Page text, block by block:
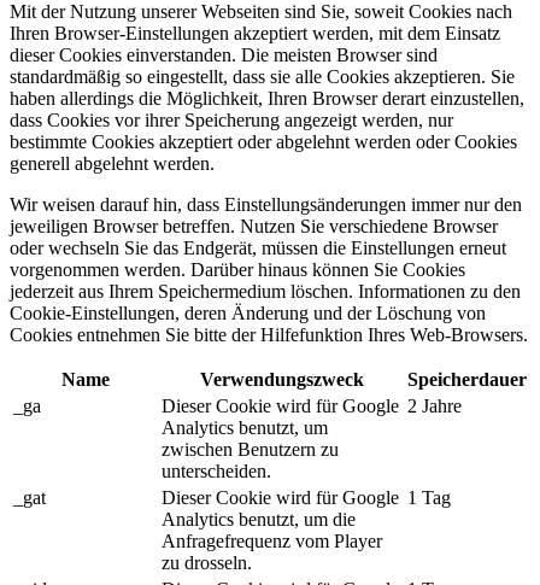
Mit der Nutzung unserer Webseiten sind Sie, soweit Cookies nach
Ihren Browser-Einstellungen akzeptiert werden, mit dem Einsatz
dieser Cookies einverstanden. Die meisten Browser sind
standardmäßig so eingestellt, dass sie alle Cookies akzeptieren. Sie
haben allerdings die Möglichkeit, Ihren Browser derart einzustellen,
dass Cookies vor ihrer Speicherung angezeigt werden, nur
bestimmte Cookies akzeptiert oder abgelehnt werden oder Cookies
generell abgelehnt werden.
Wir weisen darauf hin, dass Einstellungsänderungen immer nur den
jeweiligen Browser betreffen. Nutzen Sie verschiedene Browser
oder wechseln Sie das Endgerät, müssen die Einstellungen erneut
vorgenommen werden. Darüber hinaus können Sie Cookies
jederzeit aus Ihrem Speichermedium löschen. Informationen zu den
Cookie-Einstellungen, deren Änderung und der Löschung von
Cookies entnehmen Sie bitte der Hilfefunktion Ihres Web-Browsers.
Name Verwendungszweck
Speicherdauer
_ga
Dieser Cookie wird für Google
Analytics benutzt, um
zwischen Benutzern zu
unterscheiden.
2 Jahre
_gat
Dieser Cookie wird für Google
Analytics benutzt, um die
Anfragefrequenz vom Player
zu drosseln.
1 Tag